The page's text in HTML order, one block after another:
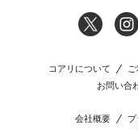
コアリについて
お問い合
会社概要